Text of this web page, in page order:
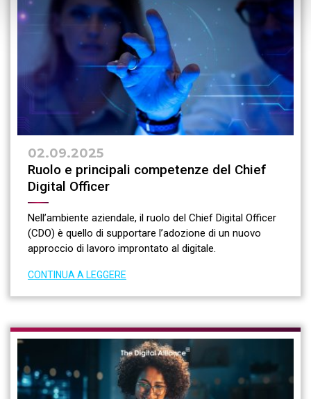
02.09.2025
Ruolo e principali competenze del Chief
Digital Officer
Nell’ambiente aziendale, il ruolo del Chief Digital Officer
(CDO) è quello di supportare l’adozione di un nuovo
approccio di lavoro improntato al digitale.
CONTINUA A LEGGERE